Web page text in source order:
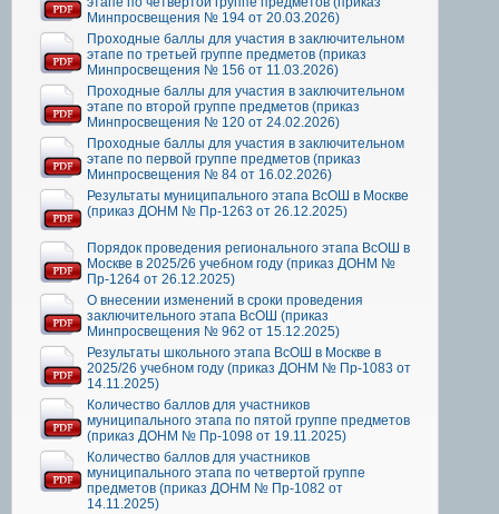
Минпросвещения № 194 от 20.03.2026)
Проходные баллы для участия в заключительном
этапе по третьей группе предметов (приказ
Минпросвещения № 156 от 11.03.2026)
Проходные баллы для участия в заключительном
этапе по второй группе предметов (приказ
Минпросвещения № 120 от 24.02.2026)
Проходные баллы для участия в заключительном
этапе по первой группе предметов (приказ
Минпросвещения № 84 от 16.02.2026)
Результаты муниципального этапа ВсОШ в Москве
(приказ ДОНМ № Пр-1263 от 26.12.2025)
Порядок проведения регионального этапа ВсОШ в
Москве в 2025/26 учебном году (приказ ДОНМ №
Пр-1264 от 26.12.2025)
О внесении изменений в сроки проведения
заключительного этапа ВсОШ (приказ
Минпросвещения № 962 от 15.12.2025)
Результаты школьного этапа ВсОШ в Москве в
2025/26 учебном году (приказ ДОНМ № Пр-1083 от
14.11.2025)
Количество баллов для участников
муниципального этапа по пятой группе предметов
(приказ ДОНМ № Пр-1098 от 19.11.2025)
Количество баллов для участников
муниципального этапа по четвертой группе
предметов (приказ ДОНМ № Пр-1082 от
14.11.2025)